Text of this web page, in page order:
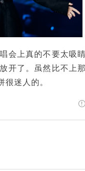
会上真的不要太吸
开了。虽然比不上
迷人的。
